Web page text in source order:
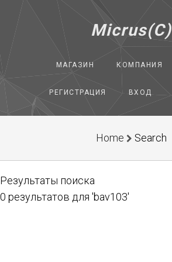
Micrus(C)
МАГАЗИН КОМПАНИЯ
РЕГИСТРАЦИЯ ВХОД
Home Search
Результаты поиска
0 результатов для 'bav103'